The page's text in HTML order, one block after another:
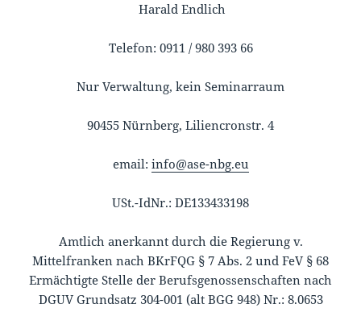
Harald Endlich
Telefon: 0911 / 980 393 66
Nur Verwaltung, kein Seminarraum
90455 Nürnberg, Liliencronstr. 4
email: info@ase-nbg.eu
USt.-IdNr.: DE133433198
Amtlich anerkannt durch die Regierung v.
Mittelfranken nach BKrFQG § 7 Abs. 2 und FeV § 68
Ermächtigte Stelle der Berufsgenossenschaften nach
DGUV Grundsatz 304-001 (alt BGG 948) Nr.: 8.0653